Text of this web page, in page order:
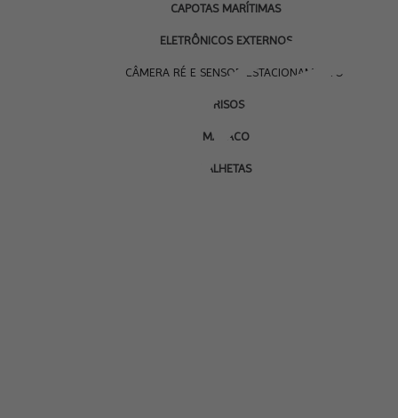
CAPOTAS MARÍTIMAS
ELETRÔNICOS EXTERNOS
CÂMERA RÉ E SENSOR ESTACIONAMENTO
FRISOS
MACACO
PALHETAS